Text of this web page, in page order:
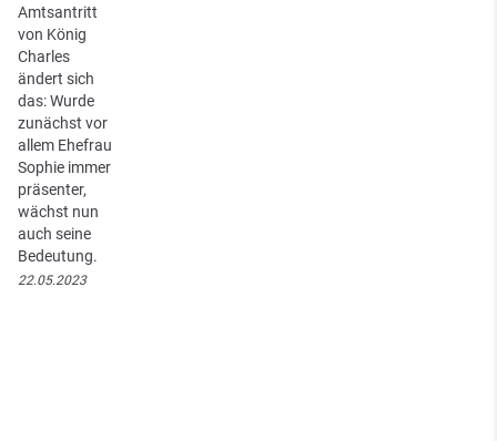
Amtsantritt
von König
Charles
ändert sich
das: Wurde
zunächst vor
allem Ehefrau
Sophie immer
präsenter,
wächst nun
auch seine
Bedeutung.
22.05.2023